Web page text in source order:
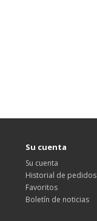
Su cuenta
Su cuenta
Historial de pedidos
Favoritos
Boletín de noticias